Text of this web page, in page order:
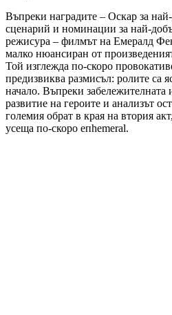
Въпреки наградите – Оскар за
сценарий и номинации за най-
режисура – филмът на Емералд
малко нюансиран от
Той изглежда по-скоро
предизвиква размисъл: ролите са
начало. Въпреки забележителната
развитие на героите и анализът
големия обрат в края на втория
усеща по-скоро епhemeral.